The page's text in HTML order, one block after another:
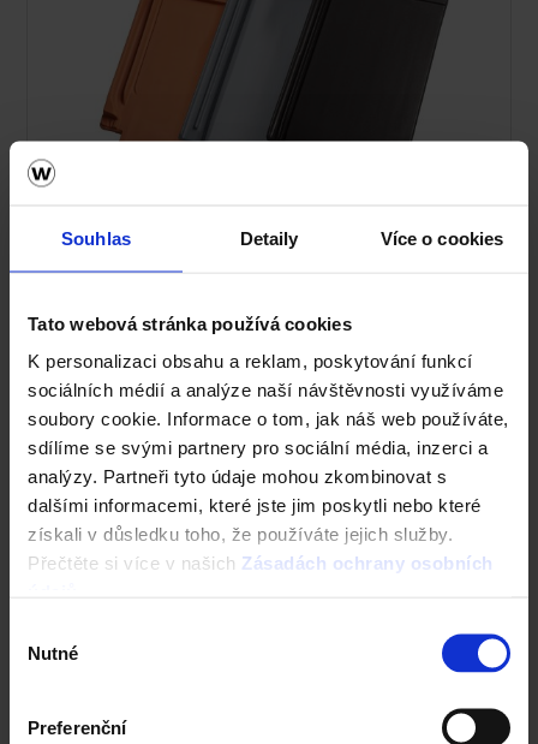
Souhlas Detaily Více o cookies
Tato webová stránka používá cookies
K personalizaci obsahu a reklam, poskytování funkcí
sociálních médií a analýze naší návštěvnosti využíváme
soubory cookie. Informace o tom, jak náš web používáte,
sdílíme se svými partnery pro sociální média, inzerci a
analýzy. Partneři tyto údaje mohou zkombinovat s
dalšími informacemi, které jste jim poskytli nebo které
získali v důsledku toho, že používáte jejich služby.
Přečtěte si více v našich Zásadách ochrany osobních
souhlasu
Nutné
Preferenční
Ceník Tondach
Kalkulace střešní krytiny
Technická podpora
Střechy ve vašem okolí
Vizualizace střechy
Registrace záruky All Inclusive